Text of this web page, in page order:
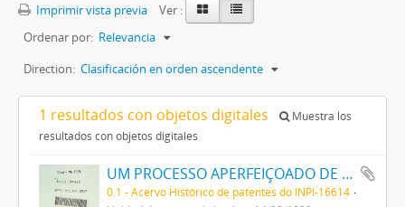
Imprimir vista previa
Ver :
Ordenar por: Relevancia
Direction: Clasificación en orden ascendente
1 resultados con objetos digitales
Muestra los
resultados con objetos digitales
UM PROCESSO APERFEIÇOADO DE FABRICAÇÃO DE TINTAS PRETAS DE ENXOFRE
0.1 - Acervo Histórico de patentes do INPI-16614